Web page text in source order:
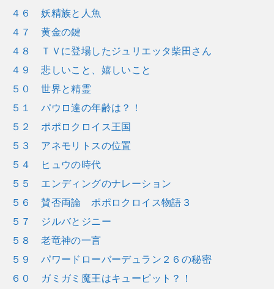
４６ 妖精族と人魚
４７ 黄金の鍵
４８ ＴＶに登場したジュリエッタ柴田さん
４９ 悲しいこと、嬉しいこと
５０ 世界と精霊
５１ パウロ達の年齢は？！
５２ ポポロクロイス王国
５３ アネモリトスの位置
５４ ヒュウの時代
５５ エンディングのナレーション
５６ 賛否両論 ポポロクロイス物語３
５７ ジルバとジニー
５８ 老竜神の一言
５９ パワードローバーデュラン２６の秘密
６０ ガミガミ魔王はキューピット？！